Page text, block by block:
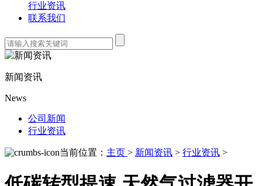
行业资讯
联系我们
新闻资讯
News
公司新闻
行业资讯
当前位置： 主页 > 新闻资讯 > 行业资讯 >